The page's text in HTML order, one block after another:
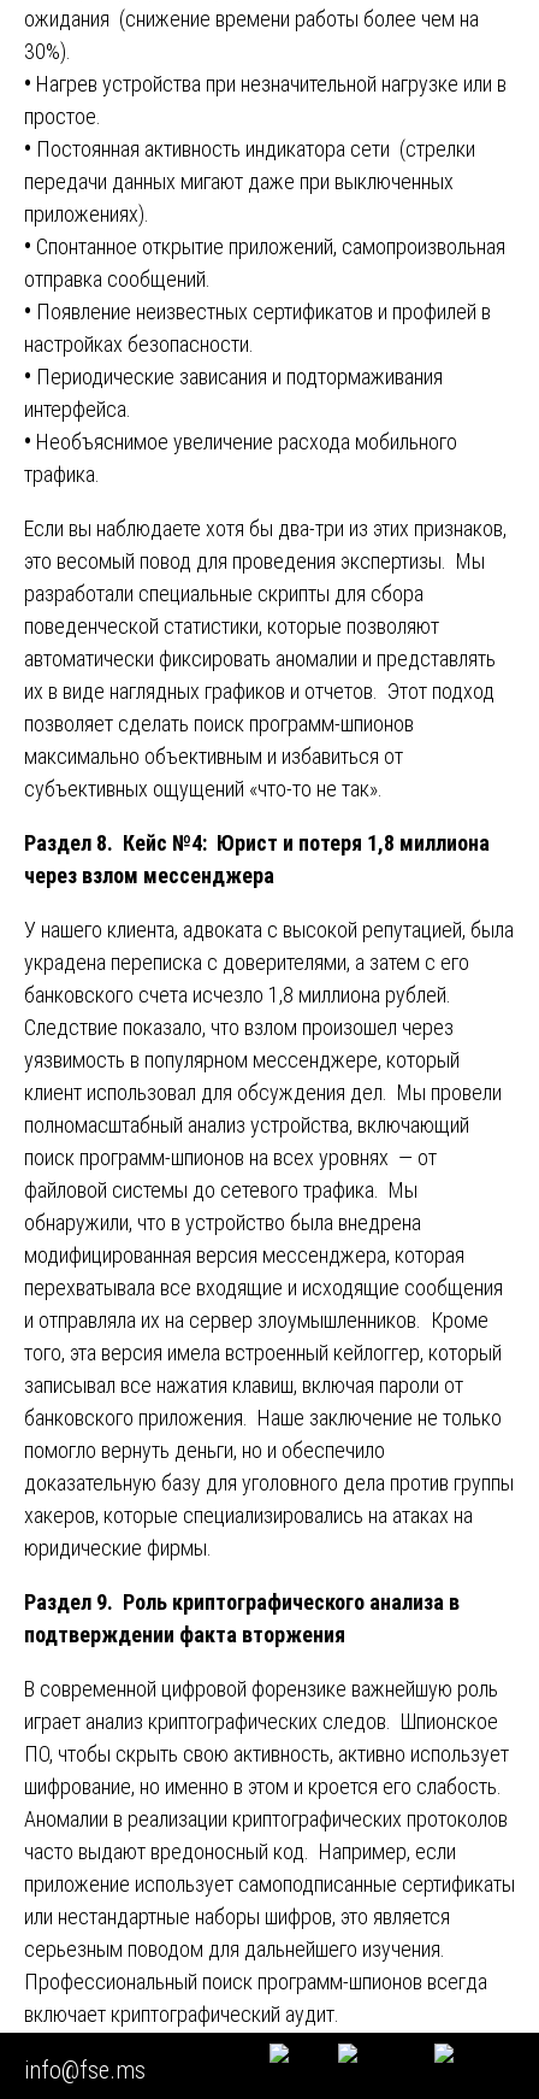
ожидания (снижение времени работы более чем на
30%).
• Нагрев устройства при незначительной нагрузке или в
простое.
• Постоянная активность индикатора сети (стрелки
передачи данных мигают даже при выключенных
приложениях).
• Спонтанное открытие приложений, самопроизвольная
отправка сообщений.
• Появление неизвестных сертификатов и профилей в
настройках безопасности.
• Периодические зависания и подтормаживания
интерфейса.
• Необъяснимое увеличение расхода мобильного
трафика.
Если вы наблюдаете хотя бы два-три из этих признаков,
это весомый повод для проведения экспертизы. Мы
разработали специальные скрипты для сбора
поведенческой статистики, которые позволяют
автоматически фиксировать аномалии и представлять
их в виде наглядных графиков и отчетов. Этот подход
позволяет сделать поиск программ-шпионов
максимально объективным и избавиться от
субъективных ощущений «что-то не так».
Раздел 8. Кейс №4: Юрист и потеря 1,8 миллиона
через взлом мессенджера
У нашего клиента, адвоката с высокой репутацией, была
украдена переписка с доверителями, а затем с его
банковского счета исчезло 1,8 миллиона рублей.
Следствие показало, что взлом произошел через
уязвимость в популярном мессенджере, который
клиент использовал для обсуждения дел. Мы провели
полномасштабный анализ устройства, включающий
поиск программ-шпионов на всех уровнях — от
файловой системы до сетевого трафика. Мы
обнаружили, что в устройство была внедрена
модифицированная версия мессенджера, которая
перехватывала все входящие и исходящие сообщения
и отправляла их на сервер злоумышленников. Кроме
того, эта версия имела встроенный кейлоггер, который
записывал все нажатия клавиш, включая пароли от
банковского приложения. Наше заключение не только
помогло вернуть деньги, но и обеспечило
доказательную базу для уголовного дела против группы
хакеров, которые специализировались на атаках на
юридические фирмы.
Раздел 9. Роль криптографического анализа в
подтверждении факта вторжения
В современной цифровой форензике важнейшую роль
играет анализ криптографических следов. Шпионское
ПО, чтобы скрыть свою активность, активно использует
шифрование, но именно в этом и кроется его слабость.
Аномалии в реализации криптографических протоколов
часто выдают вредоносный код. Например, если
приложение использует самоподписанные сертификаты
или нестандартные наборы шифров, это является
серьезным поводом для дальнейшего изучения.
Профессиональный поиск программ-шпионов всегда
включает криптографический аудит.
Объекты криптографического анализа:
info@fse.ms